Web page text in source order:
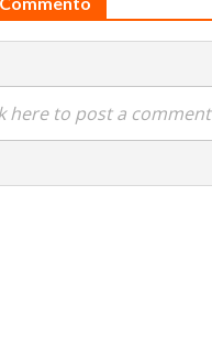
here to post a comment